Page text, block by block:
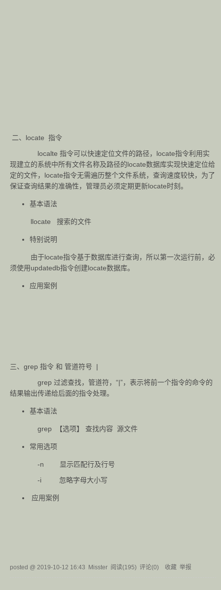
二、locate 指令
localte 指令可以快速定位文件的路径，locate指令利用实
现建立的系统中所有文件名称及路径的locate数据库实现快速定位给
定的文件，locate指令无需遍历整个文件系统，查询速度较快，为了
保证查询结果的准确性，管理员必须定期更新locate时刻。
基本语法
llocate 搜索的文件
特别说明
由于locate指令基于数据库进行查询，所以第一次运行前，必
须使用updatedb指令创建locate数据库。
应用案例
三、grep 指令 和 管道符号 |
grep 过滤查找，管道符，“|”，表示将前一个指令的命令的
结果输出传递给后面的指令处理。
基本语法
grep 【选项】 查找内容 源文件
常用选项
-n 显示匹配行及行号
-i 忽略字母大小写
应用案例
posted @ 2019-10-12 16:43 Misster 阅读(195) 评论(0) 收藏 举报